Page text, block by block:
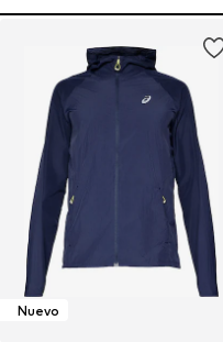
Nuevo